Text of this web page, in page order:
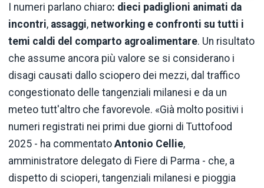
I numeri parlano chiaro: dieci padiglioni animati da
incontri, assaggi, networking e confronti su tutti i
temi caldi del comparto agroalimentare. Un risultato
che assume ancora più valore se si considerano i
disagi causati dallo sciopero dei mezzi, dal traffico
congestionato delle tangenziali milanesi e da un
meteo tutt'altro che favorevole. «Già molto positivi i
numeri registrati nei primi due giorni di Tuttofood
2025 - ha commentato Antonio Cellie,
amministratore delegato di Fiere di Parma - che, a
dispetto di scioperi, tangenziali milanesi e pioggia